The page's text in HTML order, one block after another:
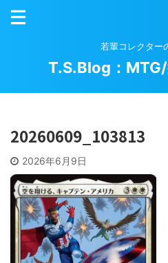
若輩コレクター
T.S.Blog：
20260609_103813
2026年6月9日